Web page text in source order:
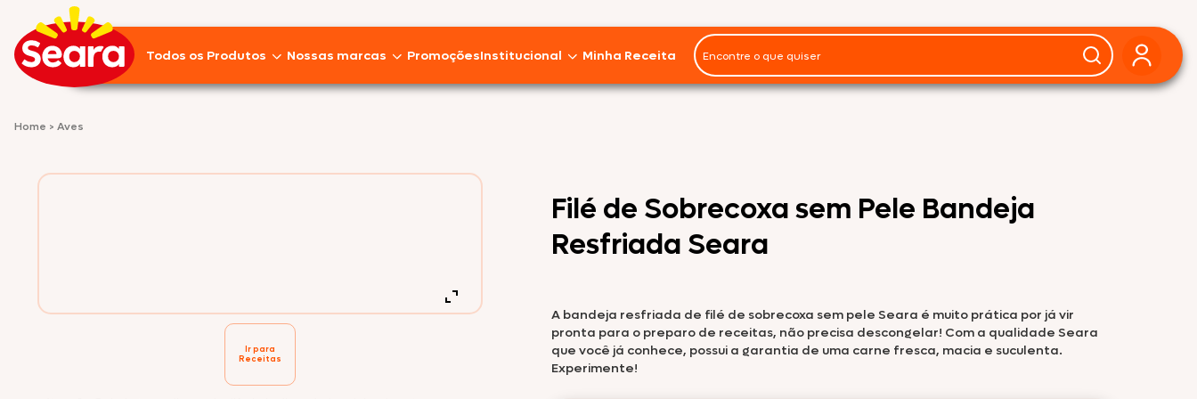
Todos os Produtos
Frios
Nossas marcas
Seara Nature
PromoçõesInstitucional
Seara Food Solutions
Sobre nós
Trabalhe Conosco
Sustentabilidade
Minha Receita
Home > Aves
Ir para
Receitas
Filé de Sobrecoxa sem Pele Bandeja
Resfriada Seara
A bandeja resfriada de filé de sobrecoxa sem pele Seara é muito prática por já vir
pronta para o preparo de receitas, não precisa descongelar! Com a qualidade Seara
que você já conhece, possui a garantia de uma carne fresca, macia e suculenta.
Experimente!